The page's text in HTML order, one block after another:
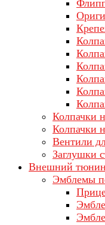
Колпачки
Колпачки
Вентили
Заглушки
Внешний
Эмблемы